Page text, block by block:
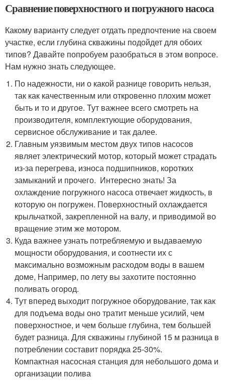
Сравнение поверхностного и погружного насоса
Какому варианту следует отдать предпочтение на своем
участке, если глубина скважины подойдет для обоих
типов? Давайте попробуем разобраться в этом вопросе.
Нам нужно знать следующее.
По надежности, ни о какой разнице говорить нельзя,
так как качественным или откровенно плохим может
быть и то и другое. Тут важнее всего смотреть на
производителя, комплектующие оборудования,
сервисное обслуживание и так далее.
Главным уязвимым местом двух типов насосов
являет электрический мотор, который может страдать
из-за перегрева, износа подшипников, коротких
замыканий и прочего. Интересно знать! За
охлаждение погружного насоса отвечает жидкость, в
которую он погружен. Поверхностный охлаждается
крыльчаткой, закрепленной на валу, и приводимой во
вращение этим же мотором.
Куда важнее узнать потребляемую и выдаваемую
мощности оборудования, и соотнести их с
максимально возможным расходом воды в вашем
доме, Например, по лету вы захотите постоянно
поливать огород.
Тут вперед выходит погружное оборудование, так как
для подъема воды оно тратит меньше усилий, чем
поверхностное, и чем больше глубина, тем большей
будет разница. Для скважины глубиной 15 м разница в
потреблении составит порядка 25-30%.
Компактная насосная станция для небольшого дома и
организации полива